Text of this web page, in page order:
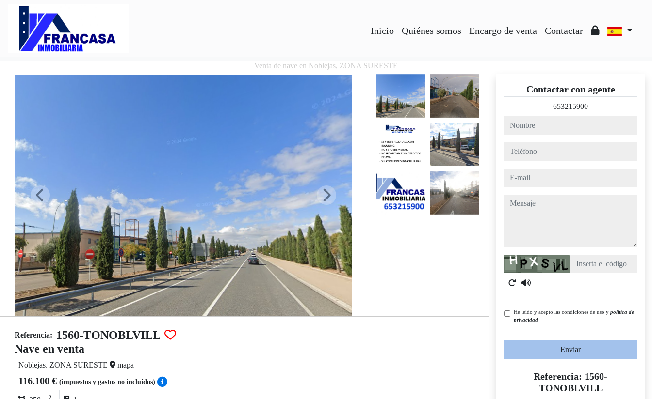
Inicio Quiénes somos Encargo de venta Contactar
Venta de nave en Noblejas, ZONA SURESTE
Referencia:
1560-TONOBLVILL
Nave en venta
Noblejas, ZONA SURESTE mapa
116.100 € (impuestos y gastos no incluídos)
2
Contactar con agente
653215900
nombre
teléfono
e-mail
mensaje
Captcha
He leído y acepto las condiciones de uso y política de
privacidad
Enviar
Referencia: 1560-
TONOBLVILL